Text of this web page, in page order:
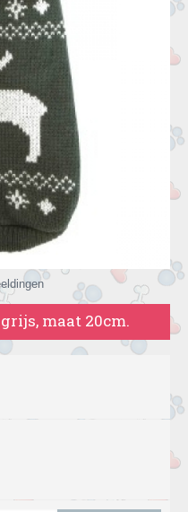
maat 20cm.